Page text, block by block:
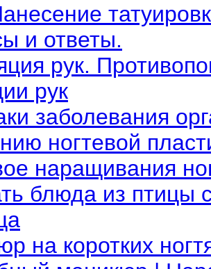
и ответы.
рук.
рук
заболевания
ногтевой
наращивания
блюда из птицы
на коротких